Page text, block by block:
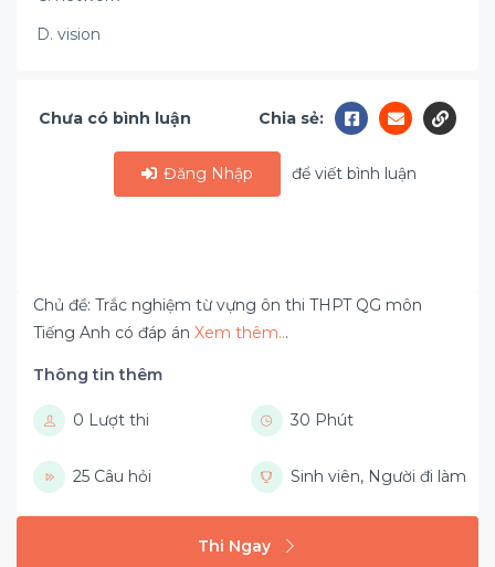
D. vision
Chưa có bình luận Chia sẻ:
Đăng Nhập để viết bình luận
Chủ đề: Trắc nghiệm từ vựng ôn thi THPT QG môn
Tiếng Anh có đáp án Xem thêm...
Thông tin thêm
0 Lượt thi 30 Phút
25 Câu hỏi Sinh viên, Người đi làm
Thi Ngay